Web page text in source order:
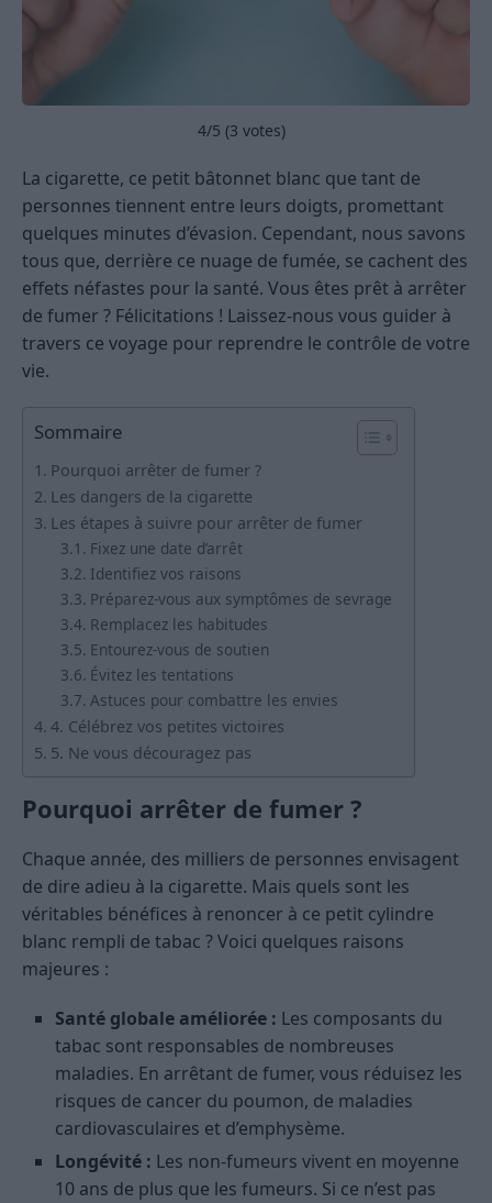
4/5 (3 votes)
La cigarette, ce petit bâtonnet blanc que tant de
personnes tiennent entre leurs doigts, promettant
quelques minutes d’évasion. Cependant, nous savons
tous que, derrière ce nuage de fumée, se cachent des
effets néfastes pour la santé. Vous êtes prêt à arrêter
de fumer ? Félicitations ! Laissez-nous vous guider à
travers ce voyage pour reprendre le contrôle de votre
vie.
Sommaire
Pourquoi arrêter de fumer ?
Les dangers de la cigarette
Les étapes à suivre pour arrêter de fumer
Fixez une date d’arrêt
Identifiez vos raisons
Préparez-vous aux symptômes de sevrage
Remplacez les habitudes
Entourez-vous de soutien
Évitez les tentations
Astuces pour combattre les envies
4. Célébrez vos petites victoires
5. Ne vous découragez pas
Pourquoi arrêter de fumer ?
Chaque année, des milliers de personnes envisagent
de dire adieu à la cigarette. Mais quels sont les
véritables bénéfices à renoncer à ce petit cylindre
blanc rempli de tabac ? Voici quelques raisons
majeures :
Santé globale améliorée : Les composants du
tabac sont responsables de nombreuses
maladies. En arrêtant de fumer, vous réduisez les
risques de cancer du poumon, de maladies
cardiovasculaires et d’emphysème.
Longévité : Les non-fumeurs vivent en moyenne
10 ans de plus que les fumeurs. Si ce n’est pas